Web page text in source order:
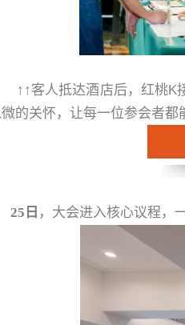
客人抵达酒店后，红桃K
的关怀，让每一位参会者都
日 ，大会进入核心议程，